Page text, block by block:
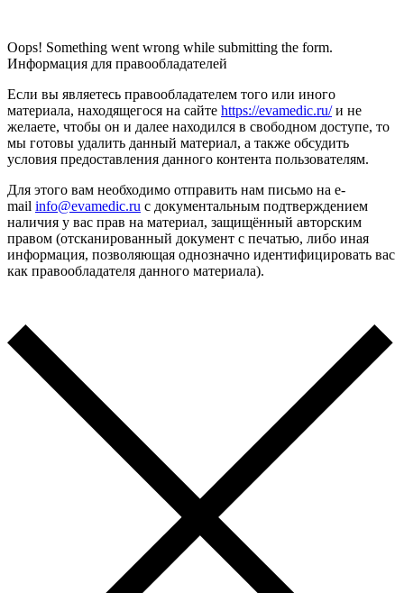
Oops! Something went wrong while submitting the form.
Информация для правообладателей
Если вы являетесь правообладателем того или иного
материала, находящегося на сайте https://evamedic.ru/и не
желаете, чтобы он и далее находился в свободном доступе, то
мы готовы удалить данный материал, а также обсудить
условия предоставления данного контента пользователям.
Для этого вам необходимо отправить нам письмо на e-
mail info@evamedic.ru с документальным подтверждением
наличия у вас прав на материал, защищённый авторским
правом (отсканированный документ с печатью, либо иная
информация, позволяющая однозначно идентифицировать вас
как правообладателя данного материала).